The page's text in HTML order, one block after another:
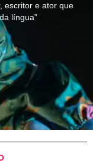
escritor e ator que
língua”